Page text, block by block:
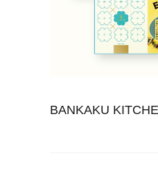
BANKAKU